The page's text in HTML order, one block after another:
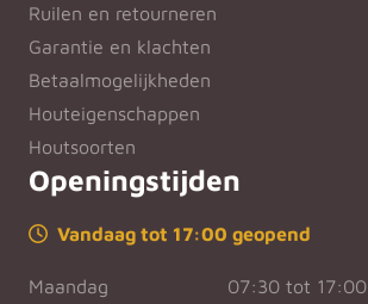
Ruilen en retourneren
Garantie en klachten
Betaalmogelijkheden
Houteigenschappen
Houtsoorten
Openingstijden
Vandaag tot 17:00 geopend
Maandag
07:30 tot 17:00